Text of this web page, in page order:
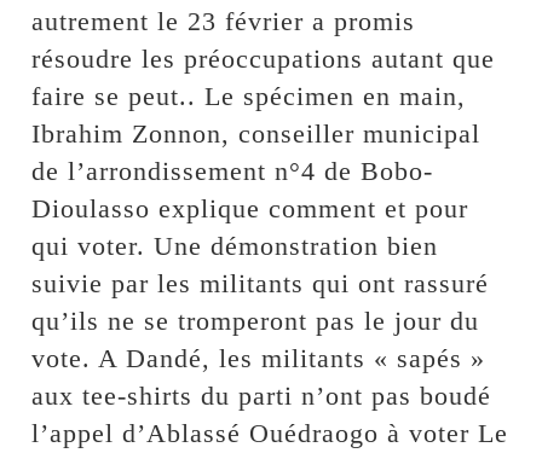
autrement le 23 février a promis
résoudre les préoccupations autant que
faire se peut.. Le spécimen en main,
Ibrahim Zonnon, conseiller municipal
de l’arrondissement n°4 de Bobo-
Dioulasso explique comment et pour
qui voter. Une démonstration bien
suivie par les militants qui ont rassuré
qu’ils ne se tromperont pas le jour du
vote. A Dandé, les militants « sapés »
aux tee-shirts du parti n’ont pas boudé
l’appel d’Ablassé Ouédraogo à voter Le